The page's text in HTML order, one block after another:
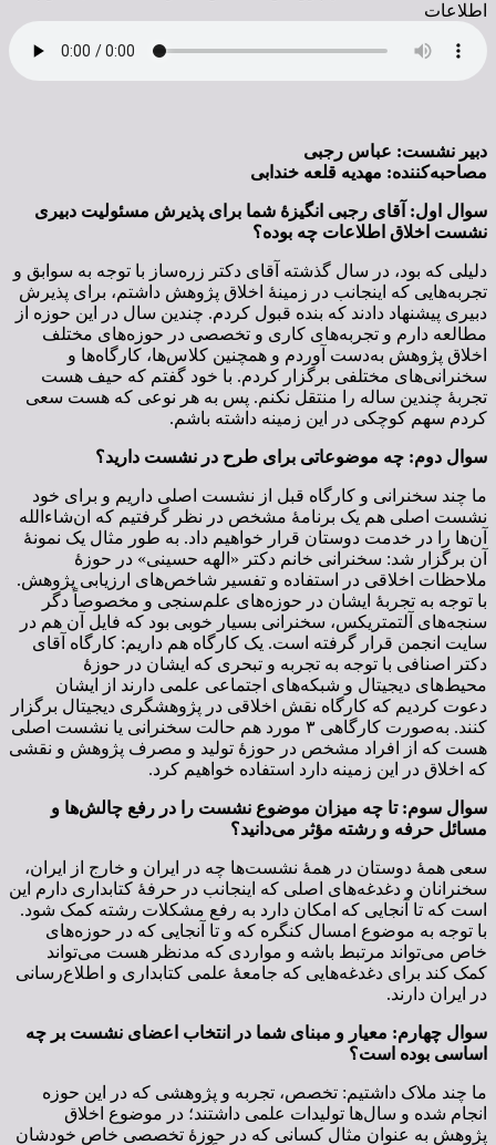
اطلاعات
دبیر نشست: عباس رجبی
مصاحبه‌کننده: مهدیه قلعه خندابی
سوال اول: آقای رجبی انگیزۀ شما برای پذیرش مسئولیت دبیری
نشست اخلاق اطلاعات چه بوده؟
دلیلی که بود، در سال گذشته آقای دکتر زره‌ساز با توجه به سوابق و
تجربه‌هایی که اینجانب در زمینۀ اخلاق پژوهش داشتم، برای پذیرش
دبیری پیشنهاد دادند که بنده قبول کردم. چندین سال در این حوزه از
مطالعه دارم و تجربه‌های کاری و تخصصی در حوزه‌های مختلف
اخلاق پژوهش به‌دست آوردم و همچنین کلاس‌ها، کارگاه‌ها و
سخنرانی‌های مختلفی برگزار کردم. با خود گفتم که حیف هست
تجربۀ چندین ساله را منتقل نکنم. پس به هر نوعی که هست سعی
کردم سهم کوچکی در این زمینه داشته باشم.
سوال دوم: چه موضوعاتی برای طرح در نشست دارید؟
ما چند سخنرانی و کارگاه قبل از نشست اصلی داریم و برای خود
نشست اصلی هم یک برنامۀ مشخص در نظر گرفتیم که ان‌شاءالله
آن‌ها را در خدمت دوستان قرار خواهیم داد. به طور مثال یک نمونۀ
آن برگزار شد: سخنرانی خانم دکتر «الهه حسینی» در حوزۀ
ملاحظات اخلاقی در استفاده و تفسیر شاخص‌های ارزیابی پژوهش.
با توجه به تجربۀ ایشان در حوزه‌های علم‌سنجی و مخصوصاً دگر
سنجه‌های آلتمتریکس، سخنرانی بسیار خوبی بود که فایل آن هم در
سایت انجمن قرار گرفته است. یک کارگاه هم داریم: کارگاه آقای
دکتر اصنافی با توجه به تجربه و تبحری که ایشان در حوزۀ
محیط‌های دیجیتال و شبکه‌های اجتماعی علمی دارند از ایشان
دعوت کردیم که کارگاه نقش اخلاقی در پژوهشگری دیجیتال برگزار
کنند. به‌صورت کارگاهی ۳ مورد هم حالت سخنرانی یا نشست اصلی
هست که از افراد مشخص در حوزۀ تولید و مصرف پژوهش و نقشی
که اخلاق در این زمینه دارد استفاده خواهیم کرد.
سوال سوم: تا چه میزان موضوع نشست را در رفع چالش‌ها و
مسائل حرفه و رشته مؤثر می‌دانید؟
سعی همۀ دوستان در همۀ نشست‌ها چه در ایران و خارج از ایران،
سخنرانان و دغدغه‌های اصلی که اینجانب در حرفۀ کتابداری دارم این
است که تا آنجایی که امکان دارد به رفع مشکلات رشته کمک شود.
با توجه به موضوع امسال کنگره که و تا آنجایی که در حوزه‌های
خاص می‌تواند مرتبط باشه و مواردی که مدنظر هست می‌تواند
کمک کند برای دغدغه‌هایی که جامعۀ علمی کتابداری و اطلاع‌رسانی
در ایران دارند.
سوال چهارم: معیار و مبنای شما در انتخاب اعضای نشست بر چه
اساسی بوده است؟
ما چند ملاک داشتیم: تخصص، تجربه و پژوهشی که در این حوزه‌
انجام شده و سال‌ها تولیدات علمی داشتند؛ در موضوع اخلاق
پژوهش به عنوان مثال کسانی که در حوزۀ تخصصی خاص خودشان